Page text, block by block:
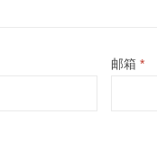
邮箱 *